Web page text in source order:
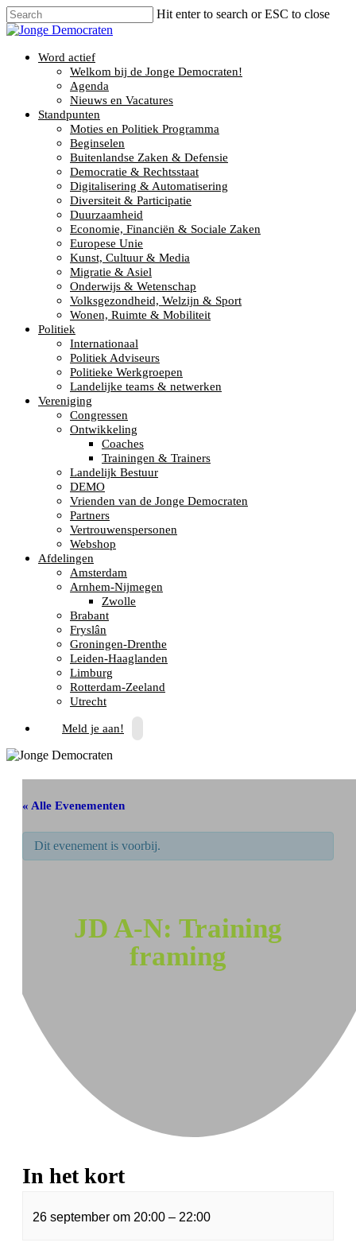
Hit enter to search or ESC to close
Word actief
Welkom bij de Jonge Democraten!
Agenda
Nieuws en Vacatures
Standpunten
Moties en Politiek Programma
Beginselen
Buitenlandse Zaken & Defensie
Democratie & Rechtsstaat
Digitalisering & Automatisering
Diversiteit & Participatie
Duurzaamheid
Economie, Financiën & Sociale Zaken
Europese Unie
Kunst, Cultuur & Media
Migratie & Asiel
Onderwijs & Wetenschap
Volksgezondheid, Welzijn & Sport
Wonen, Ruimte & Mobiliteit
Politiek
Internationaal
Politiek Adviseurs
Politieke Werkgroepen
Landelijke teams & netwerken
Vereniging
Congressen
Ontwikkeling
Coaches
Trainingen & Trainers
Landelijk Bestuur
DEMO
Vrienden van de Jonge Democraten
Partners
Vertrouwenspersonen
Webshop
Afdelingen
Amsterdam
Arnhem-Nijmegen
Zwolle
Brabant
Fryslân
Groningen-Drenthe
Leiden-Haaglanden
Limburg
Rotterdam-Zeeland
Utrecht
Meld je aan!
« Alle Evenementen
Dit evenement is voorbij.
JD A-N: Training
framing
In het kort
26 september om 20:00 – 22:00